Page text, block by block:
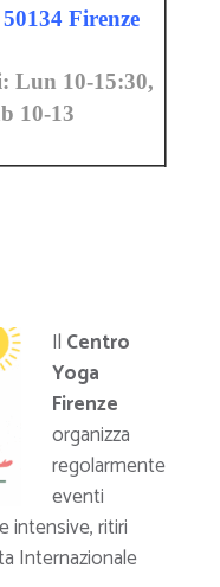
Firenze
10-15:30,
10-13
Il Centro
Yoga
Firenze
organizza
regolarmente
eventi
intensive, ritiri
Internazionale